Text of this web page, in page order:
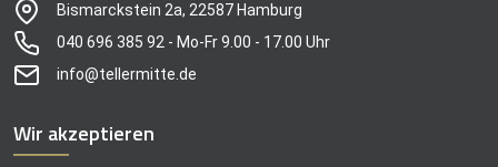
Bismarckstein 2a, 22587 Hamburg
040 696 385 92 - Mo-Fr 9.00 - 17.00 Uhr
info@tellermitte.de
Wir akzeptieren